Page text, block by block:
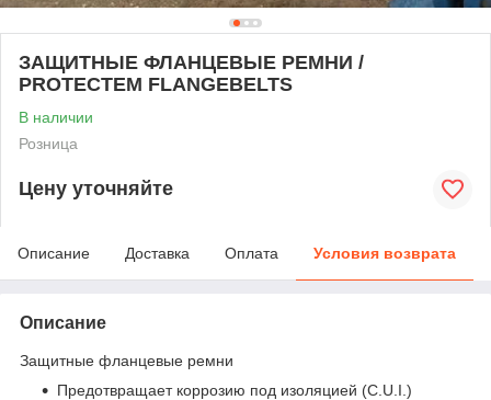
ЗАЩИТНЫЕ ФЛАНЦЕВЫЕ РЕМНИ /
PROTECTEM FLANGEBELTS
В наличии
Розница
Цену уточняйте
Описание Доставка Оплата Условия возврата
Описание
Защитные фланцевые ремни
Предотвращает коррозию под изоляцией (C.U.I.)